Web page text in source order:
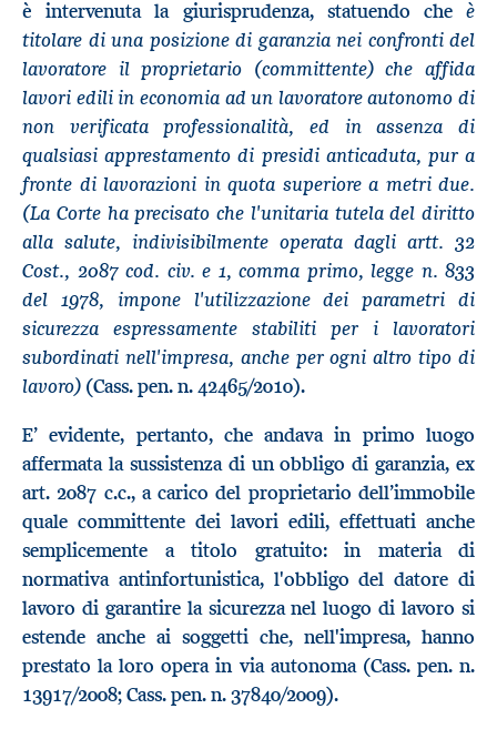
è intervenuta la giurisprudenza, statuendo che è
titolare di una posizione di garanzia nei confronti del
lavoratore il proprietario (committente) che affida
lavori edili in economia ad un lavoratore autonomo di
non verificata professionalità, ed in assenza di
qualsiasi apprestamento di presidi anticaduta, pur a
fronte di lavorazioni in quota superiore a metri due.
(La Corte ha precisato che l'unitaria tutela del diritto
alla salute, indivisibilmente operata dagli artt. 32
Cost., 2087 cod. civ. e 1, comma primo, legge n. 833
del 1978, impone l'utilizzazione dei parametri di
sicurezza espressamente stabiliti per i lavoratori
subordinati nell'impresa, anche per ogni altro tipo di
lavoro) (Cass. pen. n. 42465/2010).
E’ evidente, pertanto, che andava in primo luogo
affermata la sussistenza di un obbligo di garanzia, ex
art. 2087 c.c., a carico del proprietario dell’immobile
quale committente dei lavori edili, effettuati anche
semplicemente a titolo gratuito: in materia di
normativa antinfortunistica, l'obbligo del datore di
lavoro di garantire la sicurezza nel luogo di lavoro si
estende anche ai soggetti che, nell'impresa, hanno
prestato la loro opera in via autonoma (Cass. pen. n.
13917/2008; Cass. pen. n. 37840/2009).